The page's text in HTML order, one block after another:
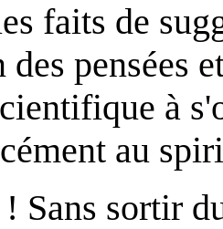
faits de
pensées
à
au
Sans sortir